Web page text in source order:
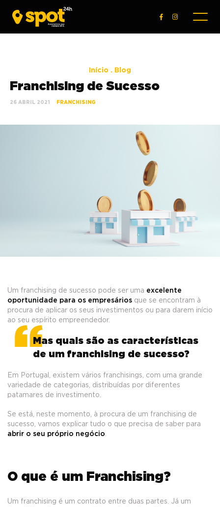
Início . Blog
Franchising de Sucesso
26 ABRIL 2021 FRANCHISING
Um franchising de sucesso pode ser uma excelente
oportunidade para os empresários que se encontram à
procura de aplicar os seus investimentos ou para darem início
ao seu espírito empreendedor.
Mas quais são as características
de um franchising de sucesso?
Em Portugal, existem vários franchisings, com uma grande
variedade de categorias, distribuídas por diferentes
patamares de investimento.
Se está, neste momento, à procura de um franchising de
sucesso, vamos explicar tudo o que precisa de saber para
abrir o seu próprio negócio
O que é um Franchising?
Um franchising é um contrato entre duas partes. Já um